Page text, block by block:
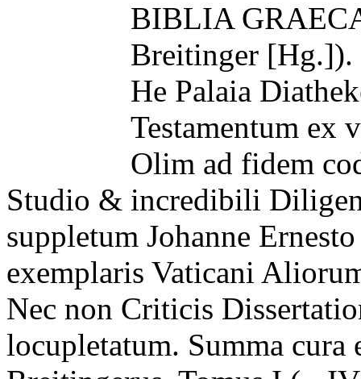
BIBLIA
Breitinger [Hg.]).
He Palaia
Testamentum ex
Olim ad fidem
Studio & incredibili
suppletum Johanne
exemplaris Vaticani
Nec non Criticis
locupletatum. Summa cura